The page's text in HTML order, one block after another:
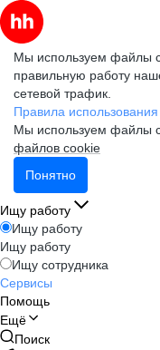
Мы используем файлы
правильную работу
сетевой трафик.
Правила
Мы используем файлы
файлов cookie
Понятно
Ищу работу
Ищу работу
Ищу работу
Ищу сотрудника
Сервисы
Помощь
Ещё
Поиск